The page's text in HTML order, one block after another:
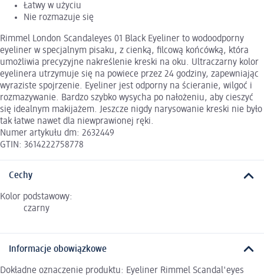
Łatwy w użyciu
Nie rozmazuje się
Rimmel London Scandaleyes 01 Black Eyeliner to wodoodporny
eyeliner w specjalnym pisaku, z cienką, filcową końcówką, która
umożliwia precyzyjne nakreślenie kreski na oku. Ultraczarny kolor
eyelinera utrzymuje się na powiece przez 24 godziny, zapewniając
wyraziste spojrzenie. Eyeliner jest odporny na ścieranie, wilgoć i
rozmazywanie. Bardzo szybko wysycha po nałożeniu, aby cieszyć
się idealnym makijażem. Jeszcze nigdy narysowanie kreski nie było
tak łatwe nawet dla niewprawionej ręki.
Numer artykułu dm: 2632449
GTIN: 3614222758778
Cechy
Kolor podstawowy:
czarny
Informacje obowiązkowe
Dokładne oznaczenie produktu: Eyeliner Rimmel Scandal'eyes